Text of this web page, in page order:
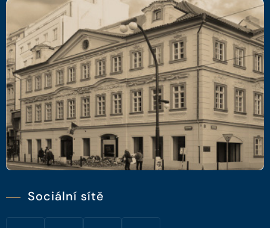
Sociální sítě